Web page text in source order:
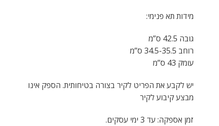
מידות תא פנימי:
גובה 42.5 ס”מ
רוחב 34.5-35.5 ס”מ
עומק 43 ס”מ
יש לקבע את הפריט לקיר בצורה בטיחותית. הספק אינו
מבצע קיבוע לקיר
זמן אספקה: עד 3 ימי עסקים.